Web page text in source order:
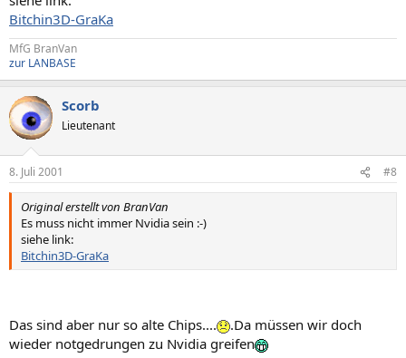
Bitchin3D-GraKa
MfG BranVan
zur LANBASE
Scorb
Lieutenant
8. Juli 2001 #8
Original erstellt von BranVan
Es muss nicht immer Nvidia sein :-)
siehe link:
Bitchin3D-GraKa
Das sind aber nur so alte Chips....
.Da müssen wir doch
wieder notgedrungen zu Nvidia greifen